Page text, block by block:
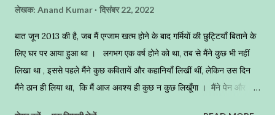
लेखक: Anand Kumar दिसंबर 22, 2022
बात जून 2013 की है, जब मैं एग्जाम खत्म होने के बाद गर्मियों की छुट्टियाँ बिताने के
लिए घर पर आया हुआ था । लगभग एक वर्ष होने को था, तब से मैंने कुछ भी नहीं
लिखा था , इससे पहले मैंने कुछ कवितायें और कहानियाँ लिखीं थीं, लेकिन उस दिन
मैंने ठान ही लिया था, कि मैं आज अवश्य ही कुछ न कुछ लिखूँगा । मैंने पेन और